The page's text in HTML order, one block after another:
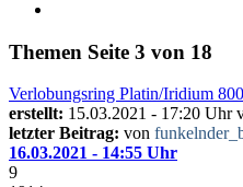
Themen Seite 3 von 18
Verlobungsring Platin/Iridium
erstellt: 15.03.2021 - 17:20 Uhr
letzter Beitrag: von
16.03.2021 - 14:55 Uhr
9